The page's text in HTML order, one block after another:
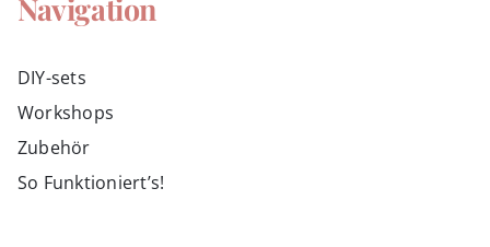
Navigation
DIY-sets
Workshops
Zubehör
So Funktioniert’s!